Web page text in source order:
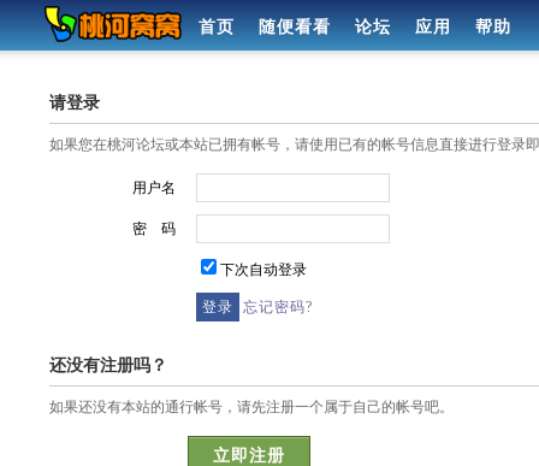
首页 随便看看 论坛 应用 帮助
请登录
如果您在桃河论坛或本站已拥有帐号，请使用已有的帐号信息直接进行登录
用户名
密 码
下次自动登录
忘记密码?
还没有注册吗？
如果还没有本站的通行帐号，请先注册一个属于自己的帐号吧。
立即注册